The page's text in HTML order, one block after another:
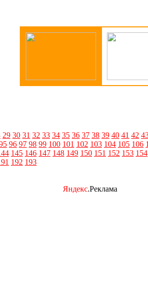
29 30 31 32 33 34 35 36 37 38 39 40 41 42
96 97 98 99 100 101 102 103 104 105 106
145 146 147 148 149 150 151 152 153 154
192 193
Яндекс.Реклама